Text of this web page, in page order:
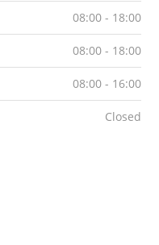
08:00 - 18:00
08:00 - 18:00
08:00 - 16:00
Closed